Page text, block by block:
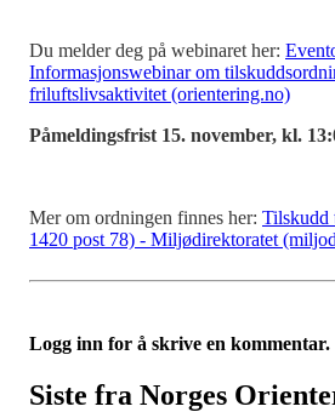
Du melder deg på webinaret her:
Informasjonswebinar om
friluftslivsaktivitet (orientering.no)
Påmeldingsfrist 15. november, kl.
Mer om ordningen finnes her: Tilskudd
1420 post 78) - Miljødirektoratet
Logg inn for å skrive en kommentar.
Siste fra Norges